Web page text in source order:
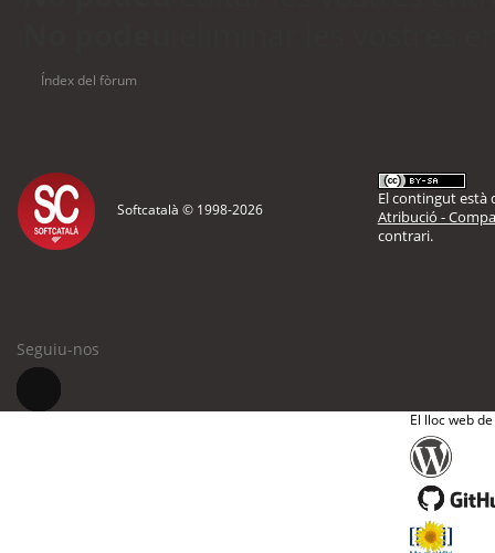
Índex del fòrum
Softcatalà © 1998-2026
El contingut està
Atribució -
contrari.
Seguiu-nos
El lloc web